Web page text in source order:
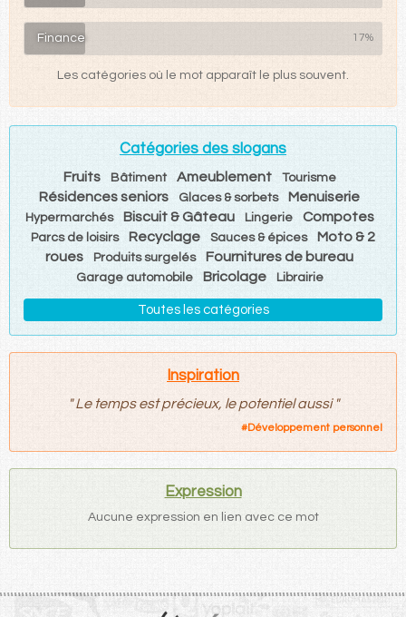
Finance 17%
Les catégories où le mot apparaît le plus souvent.
Catégories des slogans
Fruits Bâtiment Ameublement Tourisme
Résidences seniors Glaces & sorbets Menuiserie
Hypermarchés Biscuit & Gâteau Lingerie Compotes
Parcs de loisirs Recyclage Sauces & épices
Moto & 2
roues
Produits surgelés Fournitures de bureau
Garage automobile Bricolage Librairie
Toutes les catégories
Inspiration
" Le temps est précieux, le potentiel aussi "
#Développement personnel
Expression
Aucune expression en lien avec ce mot